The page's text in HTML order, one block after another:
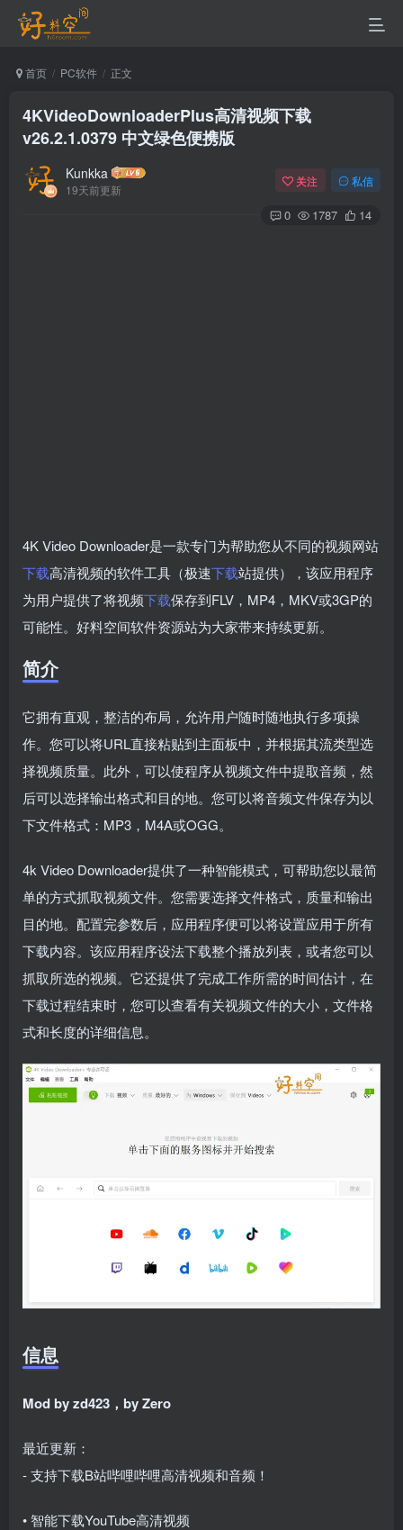
首页 PC软件 正文
4KVideoDownloaderPlus高清视频下载
v26.2.1.0379 中文绿色便携版
Kunkka
19天前更新
关注 私信
0 1787 14
4K Video Downloader是一款专门为帮助您从不同的视频网站
下载高清视频的软件工具（极速下载站提供），该应用程序
为用户提供了将视频下载保存到FLV，MP4，MKV或3GP的
可能性。好料空间软件资源站为大家带来持续更新。
简介
它拥有直观，整洁的布局，允许用户随时随地执行多项操
作。您可以将URL直接粘贴到主面板中，并根据其流类型选
择视频质量。此外，可以使程序从视频文件中提取音频，然
后可以选择输出格式和目的地。您可以将音频文件保存为以
下文件格式：MP3，M4A或OGG。
4k Video Downloader提供了一种智能模式，可帮助您以最简
单的方式抓取视频文件。您需要选择文件格式，质量和输出
目的地。配置完参数后，应用程序便可以将设置应用于所有
下载内容。该应用程序设法下载整个播放列表，或者您可以
抓取所选的视频。它还提供了完成工作所需的时间估计，在
下载过程结束时，您可以查看有关视频文件的大小，文件格
式和长度的详细信息。
信息
Mod by zd423，by Zero
最近更新：
- 支持下载B站哔哩哔哩高清视频和音频！
• 智能下载YouTube高清视频